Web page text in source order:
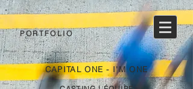
PORTFOLIO
CAPITAL ONE - I'M ONE